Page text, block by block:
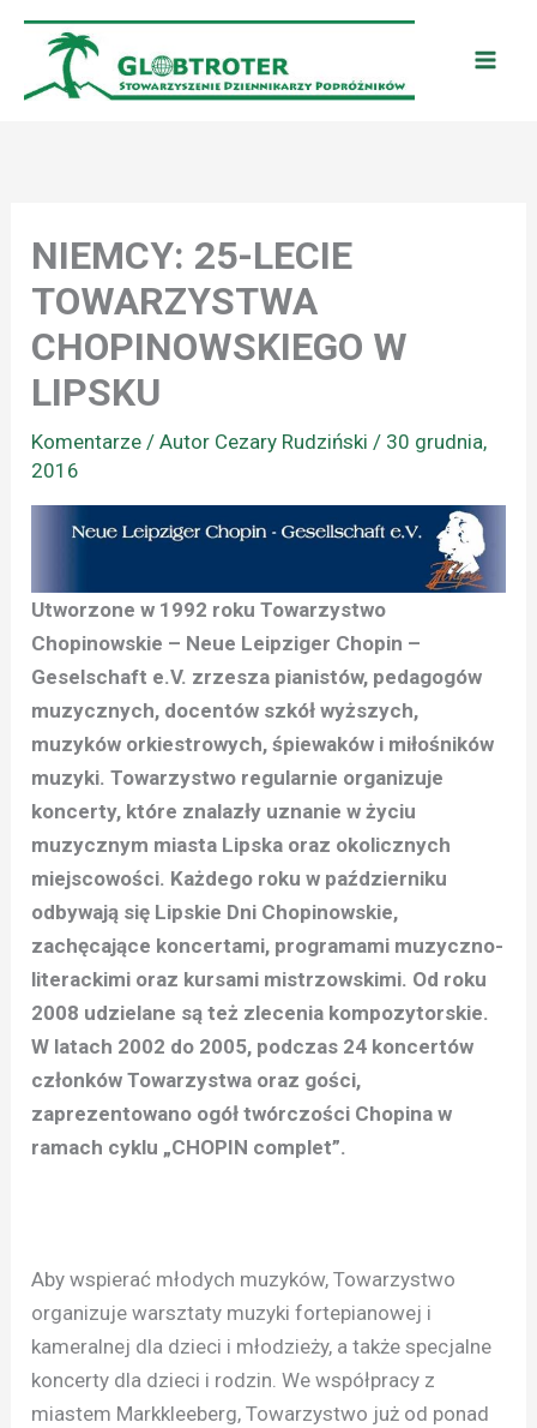
Przejdź
treści
NIEMCY: 25-LECIE
TOWARZYSTWA
CHOPINOWSKIEGO W
LIPSKU
Komentarze / Autor Cezary Rudziński/ 30 grudnia,
2016
Utworzone w 1992 roku Towarzystwo
Chopinowskie – Neue Leipziger Chopin –
Geselschaft e.V. zrzesza pianistów, pedagogów
muzycznych, docentów szkół wyższych,
muzyków orkiestrowych, śpiewaków i miłośników
muzyki. Towarzystwo regularnie organizuje
koncerty, które znalazły uznanie w życiu
muzycznym miasta Lipska oraz okolicznych
miejscowości. Każdego roku w październiku
odbywają się Lipskie Dni Chopinowskie,
zachęcające koncertami, programami muzyczno-
literackimi oraz kursami mistrzowskimi. Od roku
2008 udzielane są też zlecenia kompozytorskie.
W latach 2002 do 2005, podczas 24 koncertów
członków Towarzystwa oraz gości,
zaprezentowano ogół twórczości Chopina w
ramach cyklu „CHOPIN complet”.
Aby wspierać młodych muzyków, Towarzystwo
organizuje warsztaty muzyki fortepianowej i
kameralnej dla dzieci i młodzieży, a także specjalne
koncerty dla dzieci i rodzin. We współpracy z
miastem Markkleeberg, Towarzystwo już od ponad